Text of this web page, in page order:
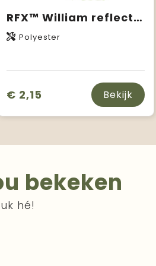
RFX™ William reflecterende en waterdichte tassenhoes
Polyester
€ 2,15 Bekijk
bekeken
hé!